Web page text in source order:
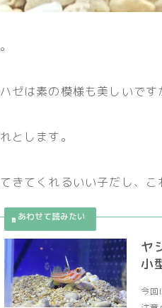
ゼは素の模様も美しいで
とします。
きてくれるいい子だし、
ヤ
小
今回